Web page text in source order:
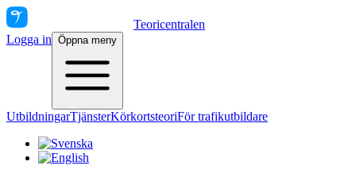
Teoricentralen
Logga in Öppna meny
UtbildningarTjänsterKörkortsteoriFör trafikutbildare